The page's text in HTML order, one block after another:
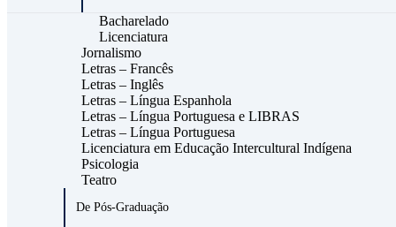
Bacharelado
Licenciatura
Jornalismo
Letras – Francês
Letras – Inglês
Letras – Língua Espanhola
Letras – Língua Portuguesa e LIBRAS
Letras – Língua Portuguesa
Licenciatura em Educação Intercultural Indígena
Psicologia
Teatro
De Pós-Graduação